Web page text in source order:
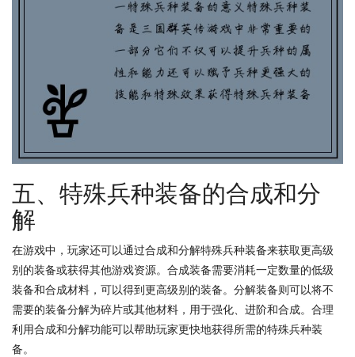
五、特殊兵种装备的合成和分
解
在游戏中，玩家还可以通过合成和分解特殊兵种装备来获取更高级
别的装备或获得其他游戏资源。合成装备需要消耗一定数量的低级
装备和合成材料，可以得到更高级别的装备。分解装备则可以将不
需要的装备分解为碎片或其他材料，用于强化、进阶和合成。合理
利用合成和分解功能可以帮助玩家更快地获得所需的特殊兵种装
备。